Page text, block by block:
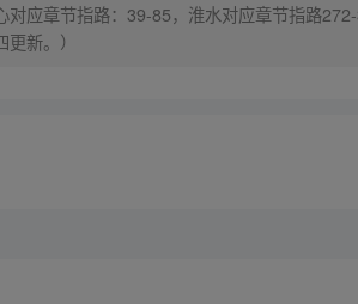
对应章节指路：39-85，淮水对应章节指路
新。）